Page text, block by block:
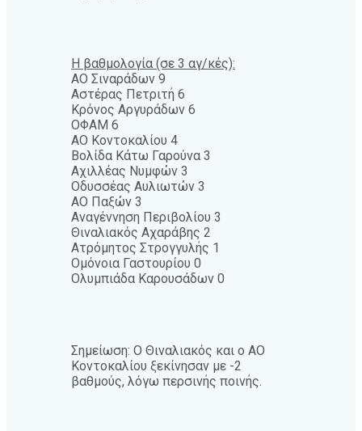
Η βαθμολογία (σε 3 αγ/κές):
ΑΟ Σιναράδων 9
Αστέρας Πετριτή 6
Κρόνος Αργυράδων 6
ΟΦΑΜ 6
ΑΟ Κοντοκαλίου 4
Βολίδα Κάτω Γαρούνα 3
Αχιλλέας Νυμφών 3
Οδυσσέας Αυλιωτών 3
ΑΟ Παξών 3
Αναγέννηση Περιβολίου 3
Θιναλιακός Αχαράβης 2
Ατρόμητος Στρογγυλής 1
Ομόνοια Γαστουρίου 0
Ολυμπιάδα Καρουσάδων 0
Σημείωση: Ο Θιναλιακός και ο ΑΟ
Κοντοκαλίου ξεκίνησαν με -2
βαθμούς, λόγω περσινής ποινής.